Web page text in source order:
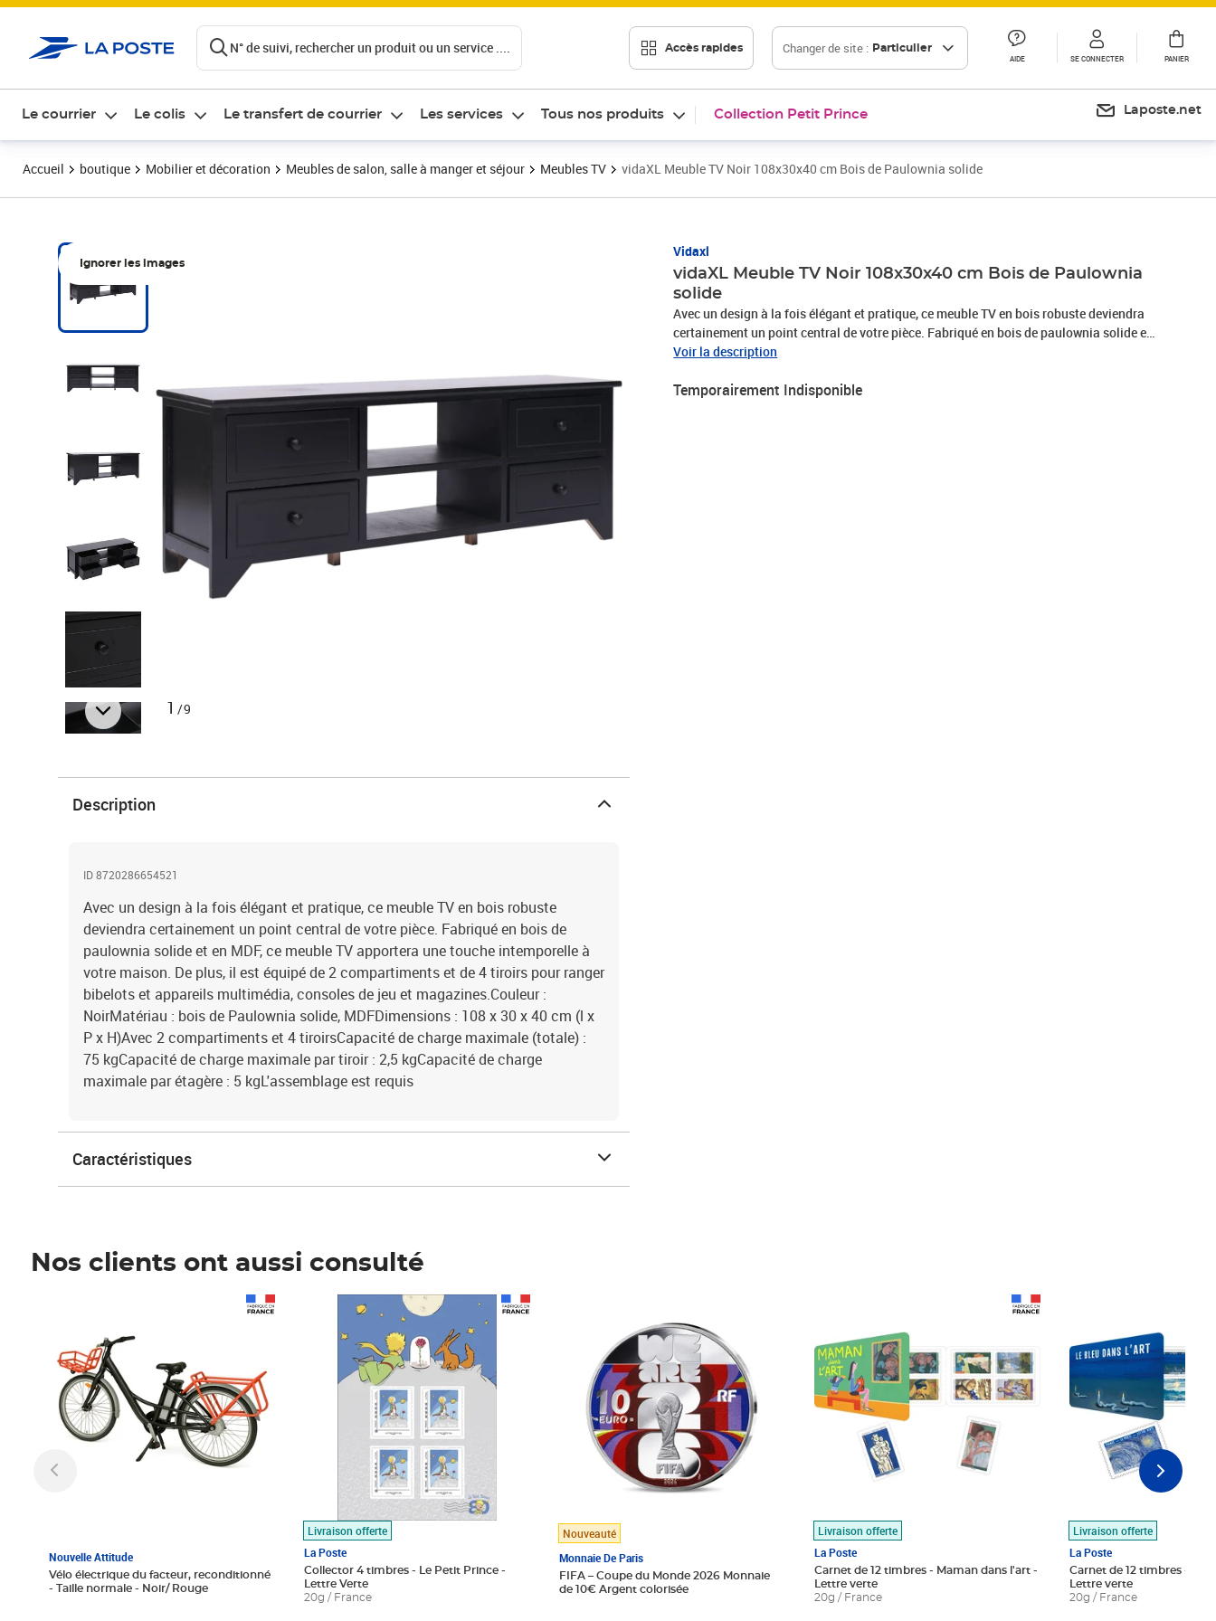
N° de suivi, rechercher un produit ou un service .... Accès rapides Changer de site : Particulier
AIDE SE CONNECTER PANIER
Le courrier Le colis Le transfert de courrier Les services Tous nos produits Collection Petit Prince Laposte.net
Accueil boutique Mobilier et décoration Meubles de salon, salle à manger et séjour Meubles TV vidaXL Meuble TV Noir 108x30x40 cm Bois de Paulownia solide
Ignorer les images
1 /9
Vidaxl
vidaXL Meuble TV Noir 108x30x40 cm Bois de Paulownia
solide
Avec un design à la fois élégant et pratique, ce meuble TV en bois robuste deviendra
certainement un point central de votre pièce. Fabriqué en bois de paulownia solide et
en MDF, ce meuble TV apportera une touche intemporelle à votre maison. De plus, il
multimédia, consoles de jeu et magazines.Couleur : NoirMatériau : bois de Paulownia
Voir la description
Temporairement Indisponible
Description
ID 8720286654521
Avec un design à la fois élégant et pratique, ce meuble TV en bois robuste
deviendra certainement un point central de votre pièce. Fabriqué en bois de
paulownia solide et en MDF, ce meuble TV apportera une touche intemporelle à
votre maison. De plus, il est équipé de 2 compartiments et de 4 tiroirs pour ranger
bibelots et appareils multimédia, consoles de jeu et magazines.Couleur :
NoirMatériau : bois de Paulownia solide, MDFDimensions : 108 x 30 x 40 cm (l x
P x H)Avec 2 compartiments et 4 tiroirsCapacité de charge maximale (totale) :
75 kgCapacité de charge maximale par tiroir : 2,5 kgCapacité de charge
maximale par étagère : 5 kgL'assemblage est requis
Caractéristiques
Nos clients ont aussi consulté
Nouvelle Attitude
Vélo électrique du facteur, reconditionné
- Taille normale - Noir/ Rouge
Livraison offerte
La Poste
Collector 4 timbres - Le Petit Prince -
Lettre Verte
20g / France
Prix 7,50€
Nouveauté
Monnaie De Paris
FIFA – Coupe du Monde 2026 Monnaie
de 10€ Argent colorisée
Livraison offerte
La Poste
Carnet de 12 timbres - Maman dans l'art -
Lettre verte
20g / France
Livraison offerte
La Poste
Carnet de 12 timbres - Le
Lettre verte
20g / France